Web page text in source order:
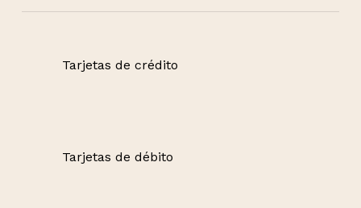
Tarjetas de crédito
Tarjetas de débito